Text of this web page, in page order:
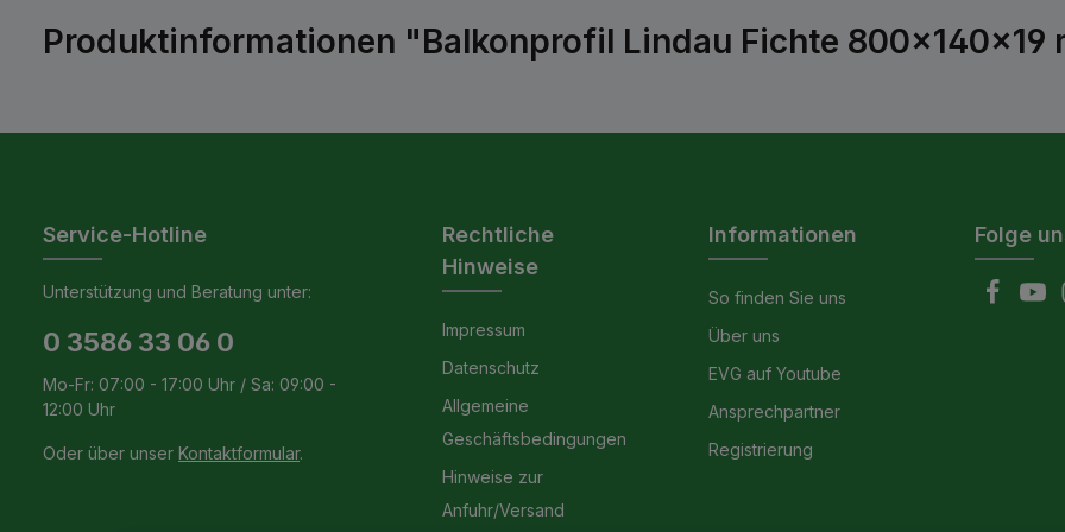
Produktinformationen "Balkonprofil Lindau Fichte 800x140x19
Service-Hotline
Unterstützung und Beratung unter:
0 3586 33 06 0
Mo-Fr: 07:00 - 17:00 Uhr / Sa: 09:00 -
12:00 Uhr
Oder über unser Kontaktformular.
Rechtliche
Hinweise
Impressum
Datenschutz
Allgemeine
Geschäftsbedingungen
Hinweise zur
Anfuhr/Versand
Informationen
So finden Sie uns
Über uns
EVG auf Youtube
Ansprechpartner
Registrierung
Folge